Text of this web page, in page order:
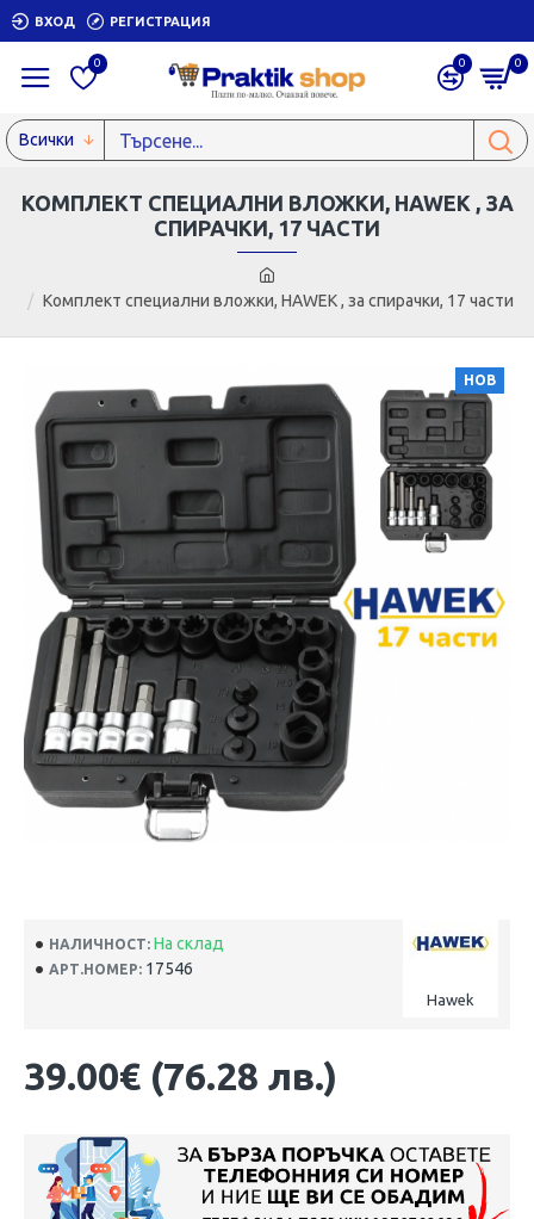
ВХОД РЕГИСТРАЦИЯ
0 0 0
Всички
Комплект специални вложки, HAWEK , за спирачки, 17 части
КОМПЛЕКТ СПЕЦИАЛНИ ВЛОЖКИ, HAWEK , ЗА
СПИРАЧКИ, 17 ЧАСТИ
НОВ
НАЛИЧНОСТ: На склад
АРТ.НОМЕР: 17546
Hawek
39.00€ (76.28 лв.)